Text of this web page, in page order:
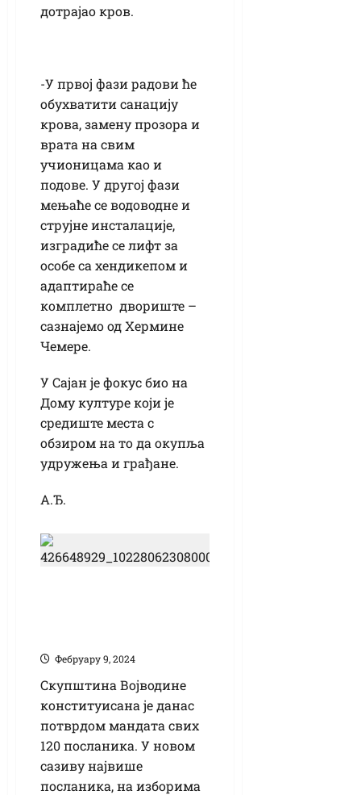
дотрајао кров.
-У првој фази радови ће
обухватити санацију
крова, замену прозора и
врата на свим
учионицама као и
подове. У другој фази
мењаће се водоводне и
струјне инсталације,
изградиће се лифт за
особе са хендикепом и
адаптираће се
комплетно двориште –
сазнајемо од Хермине
Чемере.
У Сајан је фокус био на
Дому културе који је
средиште места с
обзиром на то да окупља
удружења и грађане.
А.Ђ.
Фебруарy 9, 2024
Скупштина Војводине
конституисана је данас
потврдом мандата свих
120 посланика. У новом
сазиву највише
посланика, на изборима